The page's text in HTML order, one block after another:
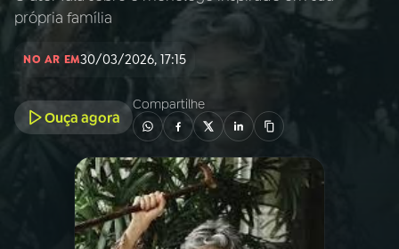
AO VIVO
PROGRAMAÇÃO
própria família
NO AR EM30/03/2026, 17:15
Ouça agora
Compartilhe